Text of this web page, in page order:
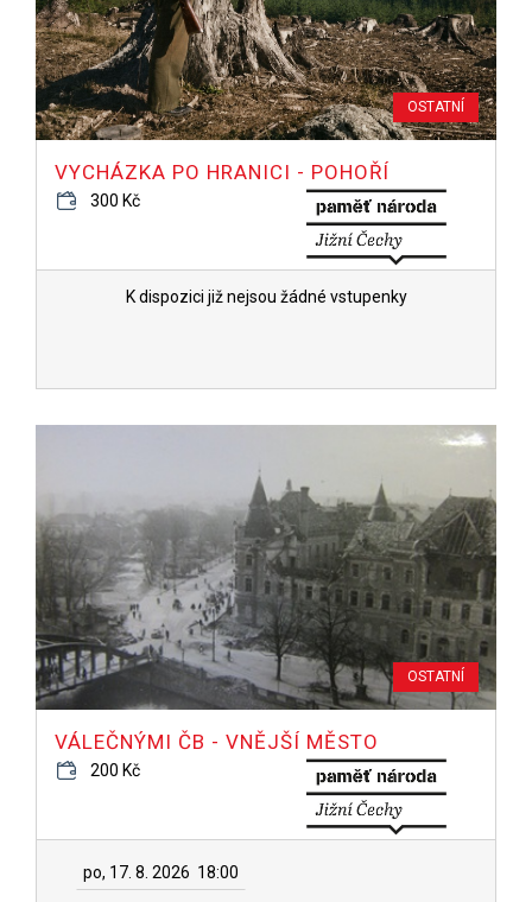
OSTATNÍ
VYCHÁZKA PO HRANICI - POHOŘÍ
300 Kč
K dispozici již nejsou žádné vstupenky
OSTATNÍ
VÁLEČNÝMI ČB - VNĚJŠÍ MĚSTO
200 Kč
po, 17. 8. 2026 18:00